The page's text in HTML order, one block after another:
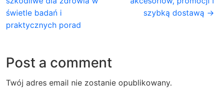
świetle badań i
praktycznych porad
szybką dostawą →
Post a comment
Twój adres email nie zostanie opublikowany.